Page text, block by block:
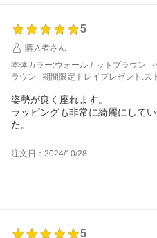
5
購入者さん
本体カラー:ウォールナットブラウン |
ラウン | 期間限定トレイプレゼント:ス
姿勢が良く座れます。
ラッピングも非常に綺麗にして
た。
注文日：2024/10/28
5